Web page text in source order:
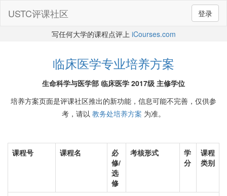
登录
USTC评课社区
写任何大学的课程点评上 iCourses.com
临床医学专业培养方案
生命科学与医学部 临床医学 2017级 主修学位
培养方案页面是评课社区推出的新功能，信息可能不完善，仅供参
考，请以 教务处培养方案 为准。
课程号 课程名
必
修/
选
修
考核形式
学
分
课程
类别